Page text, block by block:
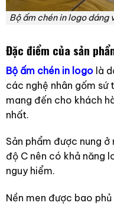
Bộ ấm chén in logo dáng
Đặc điểm của sản
Bộ ấm chén in logolà
các nghệ nhân gốm
mang đến cho khách
nhất.
Sản phẩm được nung
độ C nên có khả năng
nguy hiểm.
Nền men được bao